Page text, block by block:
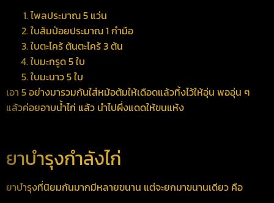
ไพลประมาณ 5 แว่น
ใบส้มป่อยประมาณ 1 กำมือ
ใบตะไคร้ ต้นตะไคร้ 3 ต้น
ใบมะกรูด 5 ใบ
ใบมะนาว 5 ใบ
เอา 5 อย่างมารวมกันใส่หม้อต้มให้เดือดแล้วทิ้งไว้ให้อุ่น พออุ่น ๆ
แล้วค่อยอาบน้ำไก่ แล้ว นำไปผึ่งแดดให้ขนแห้ง
ยาบำรุงกำลังไก่
ยาบำรุงที่นิยมกันมากมีหลายขนาน แต่จะยกมาขนานเดียว คือ